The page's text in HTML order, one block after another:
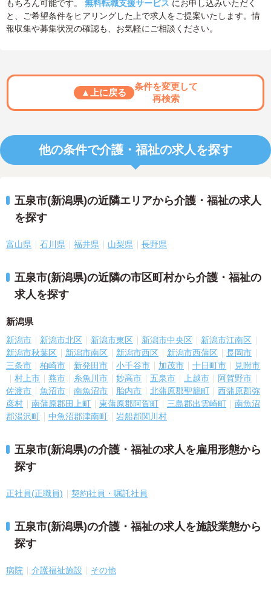
もちろん可能です。 無料転職支援サービス にお申し込みいただく
と、ご希望条件をヒアリングした上で求人をご提案いたします。情
報収集や募集状況の確認も、お気軽にご相談ください。
▲上に戻る
条件を変更して
再検索
他の条件で介護・福祉の求人を探す
五泉市(新潟県)の近隣エリアから介護・福祉の求人
を探す
富山県 石川県 福井県 山梨県 長野県
五泉市(新潟県)の近隣の市区町村から介護・福祉の
求人を探す
新潟県
新潟市 新潟市北区 新潟市東区 新潟市中央区
新潟市江南区
新潟市秋葉区
新潟市南区 新潟市西区 新潟市西蒲区
長岡市
三条市
柏崎市 新発田市 小千谷市 加茂市 十日町市
見附市
村上市
燕市 糸魚川市 妙高市 五泉市 上越市
阿賀野市
佐渡市
魚沼市 南魚沼市 胎内市 北蒲原郡聖籠町
西蒲原郡弥
彦村
南蒲原郡田上町 東蒲原郡阿賀町 三島郡出雲崎町
南魚沼
郡湯沢町
中魚沼郡津南町 岩船郡関川村
五泉市(新潟県)の介護・福祉の求人を雇用形態から
探す
正社員(正職員) 契約社員・嘱託社員
五泉市(新潟県)の介護・福祉の求人を施設業態から
探す
病院 介護福祉施設 その他